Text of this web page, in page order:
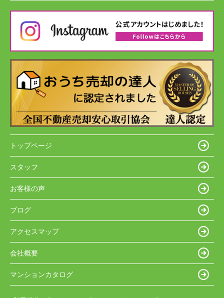
トップページ
スタッフ
お客様の声
ブログ
アクセスマップ
会社概要
マンションカタログ